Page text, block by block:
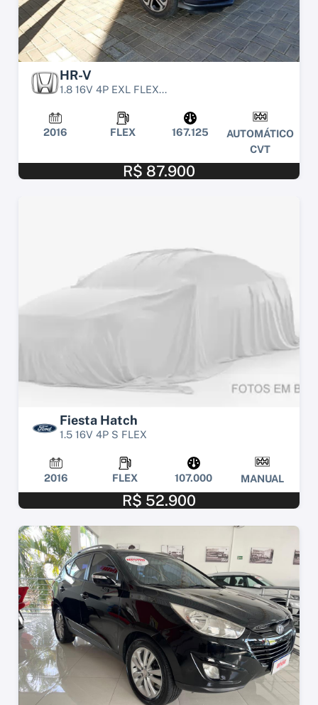
HR-V
1.8 16V 4P EXL FLEX...
2016 FLEX 167.125
AUTOMÁTICO
CVT
R$ 87.900
Fiesta Hatch
1.5 16V 4P S FLEX
2016 FLEX 107.000 MANUAL
R$ 52.900